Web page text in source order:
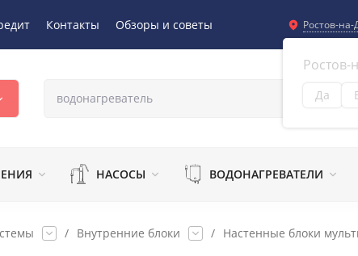
Контакты Обзоры и советы Ростов-на-
Ростов-
Да
НАСОСЫ ВОДОНАГРЕВАТЕЛИ
/ Внутренние блоки / Настенные блоки